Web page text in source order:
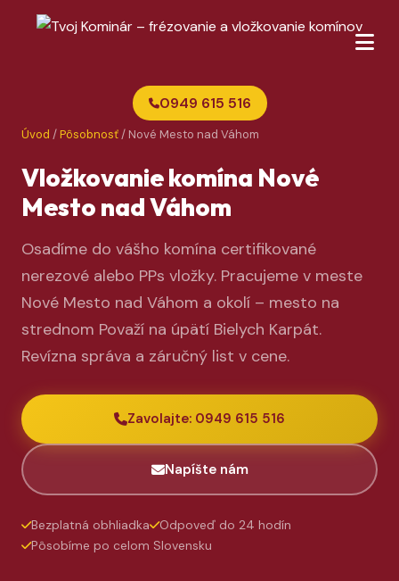
0949 615 516
Úvod /Pôsobnosť/ Nové Mesto nad Váhom
Vložkovanie komína Nové
Mesto nad Váhom
Osadíme do vášho komína certifikované
nerezové alebo PPs vložky. Pracujeme v meste
Nové Mesto nad Váhom a okolí – mesto na
strednom Považí na úpätí Bielych Karpát.
Revízna správa a záručný list v cene.
Zavolajte: 0949 615 516
Napíšte nám
Bezplatná obhliadka
Odpoveď do 24 hodín
Pôsobíme po celom Slovensku